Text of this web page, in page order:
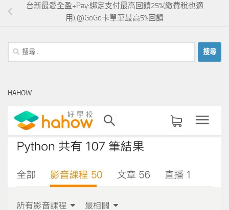
台新最愛全盈+Pay:綁定支付最高回饋25%(繳費稅也適
用),@GoGo卡單筆最高5%回饋
搜
尋
字:
HAHOW